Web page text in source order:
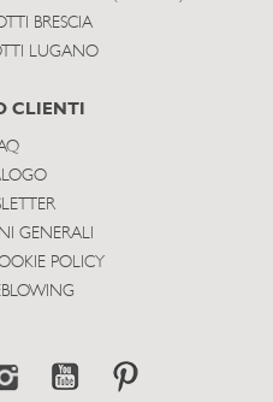
BRESCIA
LUGANO
CLIENTI
GENERALI
POLICY